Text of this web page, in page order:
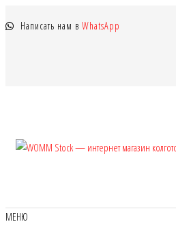
к
Написать нам в WhatsApp
МЕНЮ